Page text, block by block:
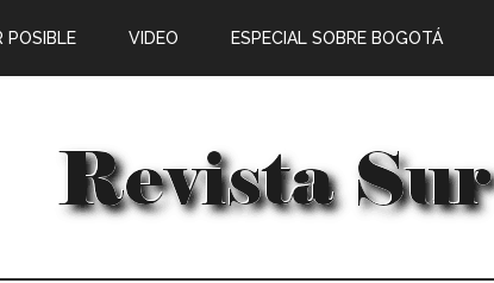
POSIBLE VIDEO ESPECIAL SOBRE BOGOTÁ